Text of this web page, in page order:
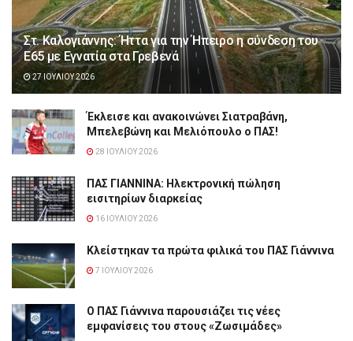
Στ. Καλογιάννης: Ήττα για την Ήπειρο η σύνδεση του
Ε65 με Εγνατία στα Γρεβενά
27 ΙΟΥΛΊΟΥ 2026
Έκλεισε και ανακοινώνει Σιατραβάνη,
Μπελεβώνη και Μελιόπουλο ο ΠΑΣ!
28 ΙΟΥΛΊΟΥ 2026
ΠΑΣ ΓΙΑΝΝΙΝΑ: Hλεκτρονική πώληση
εισιτηρίων διαρκείας
16 ΙΟΥΛΊΟΥ 2026
Κλείστηκαν τα πρώτα φιλικά του ΠΑΣ Γιάννινα
7 ΙΟΥΛΊΟΥ 2026
Ο ΠΑΣ Γιάννινα παρουσιάζει τις νέες
εμφανίσεις του στους «Ζωσιμάδες»